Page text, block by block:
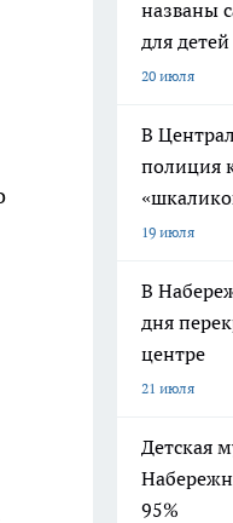
названы
для
20 июля
В
полиция
19 июля
В
дня
центре
21 июля
Детская
95%